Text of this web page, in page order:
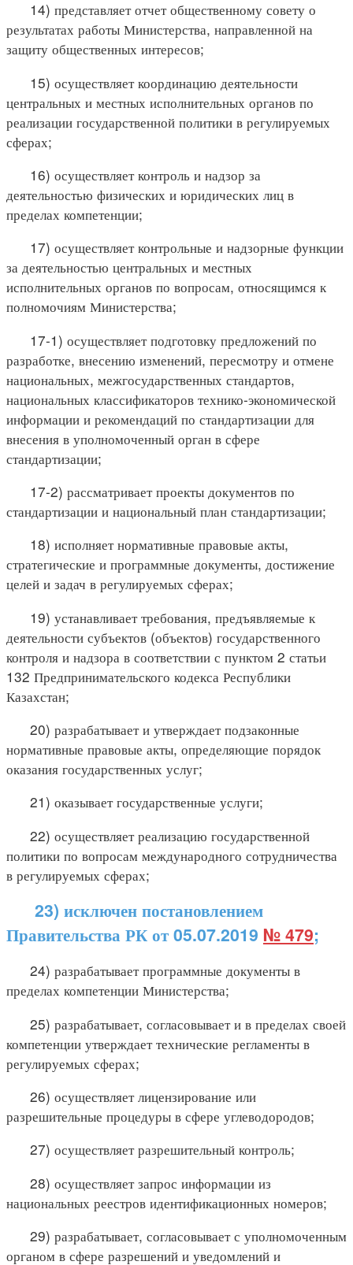
14) представляет отчет общественному совету о
результатах работы Министерства, направленной на
защиту общественных интересов;
15) осуществляет координацию деятельности
центральных и местных исполнительных органов по
реализации государственной политики в регулируемых
сферах;
16) осуществляет контроль и надзор за
деятельностью физических и юридических лиц в
пределах компетенции;
17) осуществляет контрольные и надзорные функции
за деятельностью центральных и местных
исполнительных органов по вопросам, относящимся к
полномочиям Министерства;
17-1) осуществляет подготовку предложений по
разработке, внесению изменений, пересмотру и отмене
национальных, межгосударственных стандартов,
национальных классификаторов технико-экономической
информации и рекомендаций по стандартизации для
внесения в уполномоченный орган в сфере
стандартизации;
17-2) рассматривает проекты документов по
стандартизации и национальный план стандартизации;
18) исполняет нормативные правовые акты,
стратегические и программные документы, достижение
целей и задач в регулируемых сферах;
19) устанавливает требования, предъявляемые к
деятельности субъектов (объектов) государственного
контроля и надзора в соответствии с пунктом 2 статьи
132 Предпринимательского кодекса Республики
Казахстан;
20) разрабатывает и утверждает подзаконные
нормативные правовые акты, определяющие порядок
оказания государственных услуг;
21) оказывает государственные услуги;
22) осуществляет реализацию государственной
политики по вопросам международного сотрудничества
в регулируемых сферах;
23) исключен постановлением
Правительства РК от 05.07.2019 № 479;
24) разрабатывает программные документы в
пределах компетенции Министерства;
25) разрабатывает, согласовывает и в пределах своей
компетенции утверждает технические регламенты в
регулируемых сферах;
26) осуществляет лицензирование или
разрешительные процедуры в сфере углеводородов;
27) осуществляет разрешительный контроль;
28) осуществляет запрос информации из
национальных реестров идентификационных номеров;
29) разрабатывает, согласовывает с уполномоченным
органом в сфере разрешений и уведомлений и